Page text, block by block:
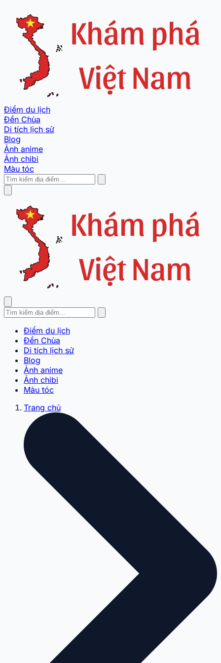
Điểm du lịch
Đền Chùa
Di tích lịch sử
Blog
Ảnh anime
Ảnh chibi
Màu tóc
Điểm du lịch
Đền Chùa
Di tích lịch sử
Blog
Ảnh anime
Ảnh chibi
Màu tóc
Trang chủ